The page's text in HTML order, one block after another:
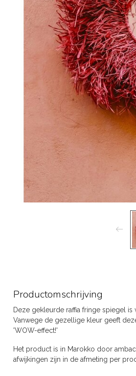
Productomschrijving
Deze gekleurde raffia fringe spiegel
Vanwege de gezellige kleur geeft
'WOW-effect!'
Het product is in Marokko door
afwijkingen zijn in de afmeting per